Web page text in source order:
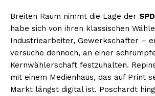
Breiten Raum nimmt die Lage der SPD
habe sich von ihren klassischen
Industriearbeiter, Gewerkschafter –
versuche dennoch, an einer
Kernwählerschaft festzuhalten.
mit einem Medienhaus, das auf Print
Markt längst digital ist. Poschardt